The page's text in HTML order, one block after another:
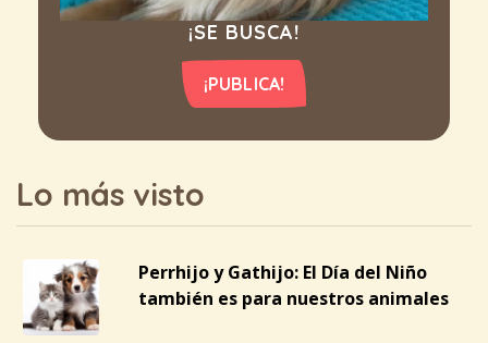
¡SE BUSCA!
¡PUBLICA!
Lo más visto
Perrhijo y Gathijo: El Día del Niño
también es para nuestros animales